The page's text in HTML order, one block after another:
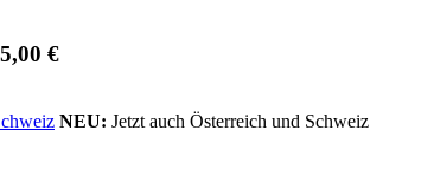
€
NEU: Jetzt auch Österreich und Schweiz